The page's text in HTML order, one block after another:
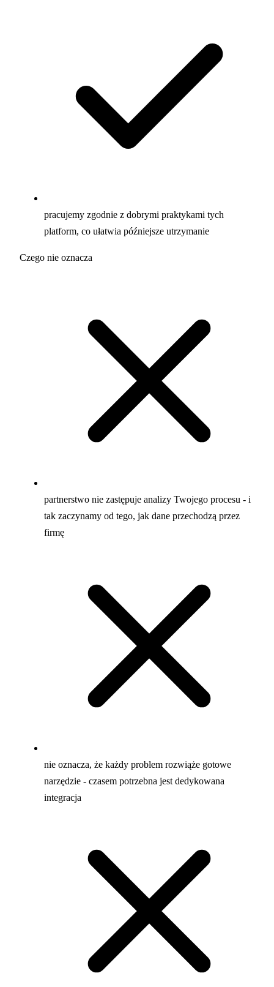
pracujemy zgodnie z dobrymi praktykami tych
platform, co ułatwia późniejsze utrzymanie
Czego nie oznacza
partnerstwo nie zastępuje analizy Twojego procesu - i
tak zaczynamy od tego, jak dane przechodzą przez
firmę
nie oznacza, że każdy problem rozwiąże gotowe
narzędzie - czasem potrzebna jest dedykowana
integracja